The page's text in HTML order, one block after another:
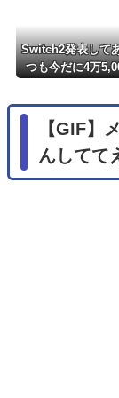
Switch2発表して
つも今だに4万
【GIF】
んしてて